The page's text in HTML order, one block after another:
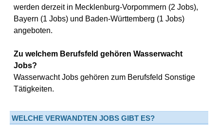
werden derzeit in Mecklenburg-Vorpommern (2 Jobs),
Bayern (1 Jobs) und Baden-Württemberg (1 Jobs)
angeboten.
Zu welchem Berufsfeld gehören Wasserwacht
Jobs?
Wasserwacht Jobs gehören zum Berufsfeld Sonstige
Tätigkeiten.
WELCHE VERWANDTEN JOBS GIBT ES?